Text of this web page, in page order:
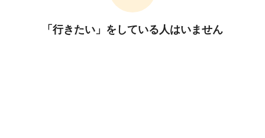
「行きたい」をしている人はいません